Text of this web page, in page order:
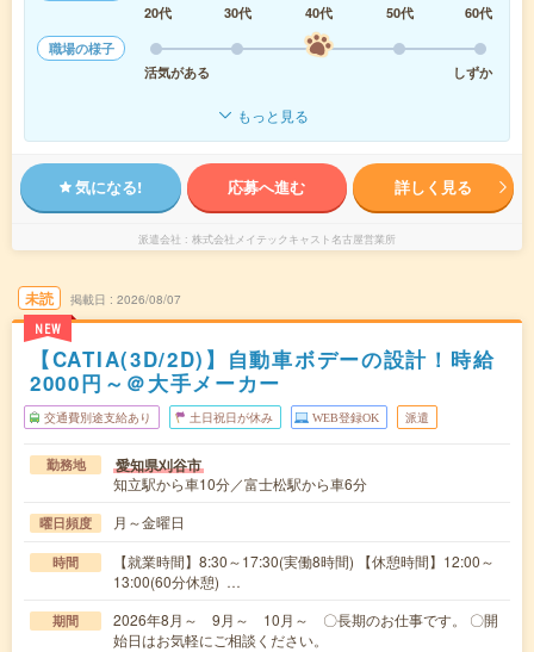
20代
30代 40代 50代
60代
職場の様子
活気がある
しずか
もっと見る
気になる! 応募へ進む 詳しく見る
派遣会社 株式会社メイテックキャスト名古屋営業所
未読
NEW
掲載日 2026/08/07
【CATIA(3D/2D)】自動車ボデーの設計！時給
2000円～＠大手メーカー
交通費別途支給あり 土日祝日が休み WEB登録OK 派遣
勤務地 愛知県刈谷市
知立駅から車10分／富士松駅から車6分
曜日頻度 月～金曜日
時間
【就業時間】8:30～17:30(実働8時間) 【休憩時間】12:00～
13:00(60分休憩) …
期間
2026年8月～ 9月～ 10月～ 〇長期のお仕事です。 〇開
始日はお気軽にご相談ください。